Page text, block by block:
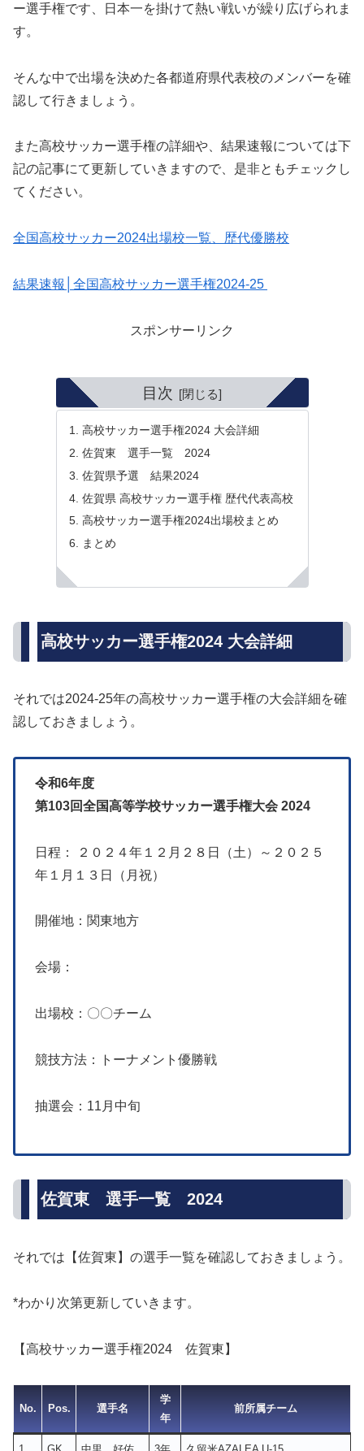
ー選手権です、日本一を掛けて熱い戦いが繰り広げられま
す。
そんな中で出場を決めた各都道府県代表校のメンバーを確
認して行きましょう。
また高校サッカー選手権の詳細や、結果速報については下
記の記事にて更新していきますので、是非ともチェックし
てください。
全国高校サッカー2024出場校一覧、歴代優勝校
結果速報│全国高校サッカー選手権2024-25
スポンサーリンク
目次
高校サッカー選手権2024 大会詳細
佐賀東 選手一覧 2024
佐賀県予選 結果2024
佐賀県 高校サッカー選手権 歴代代表高校
高校サッカー選手権2024出場校まとめ
まとめ
高校サッカー選手権2024 大会詳細
それでは2024-25年の高校サッカー選手権の大会詳細を確
認しておきましょう。
令和6年度
第103回全国高等学校サッカー選手権大会 2024
日程： ２０２４年１２月２８日（土）～２０２５
年１月１３日（月祝）
開催地：関東地方
会場：
出場校：〇〇チーム
競技方法：トーナメント優勝戦
抽選会：11月中旬
佐賀東 選手一覧 2024
それでは【佐賀東】の選手一覧を確認しておきましょう。
*わかり次第更新していきます。
【高校サッカー選手権2024 佐賀東】
No. Pos. 選手名
学
年
前所属チーム